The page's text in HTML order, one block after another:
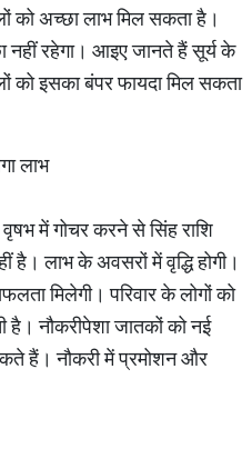
को अच्छा लाभ मिल सकता है।
नहीं रहेगा। आइए जानते हैं सूर्य के
को इसका बंपर फायदा मिल सकता
लाभ
वृषभ में गोचर करने से सिंह राशि
है। लाभ के अवसरों में वृद्धि होगी।
मिलेगी। परिवार के लोगों को
नौकरीपेशा जातकों को नई
हैं। नौकरी में प्रमोशन और